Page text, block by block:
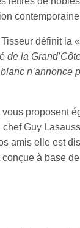
définit la
de la
n’annonce
proposent
Guy
amis elle est
conçue à base